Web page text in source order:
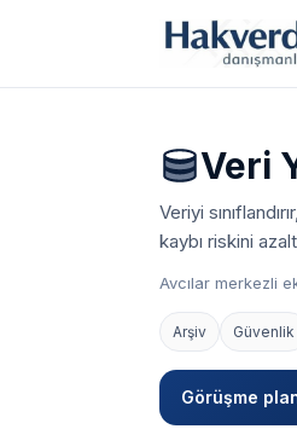
Veri
Veriyi
kaybı riskini
Avcılar merkezli
Arşiv Güvenlik
Görüşme